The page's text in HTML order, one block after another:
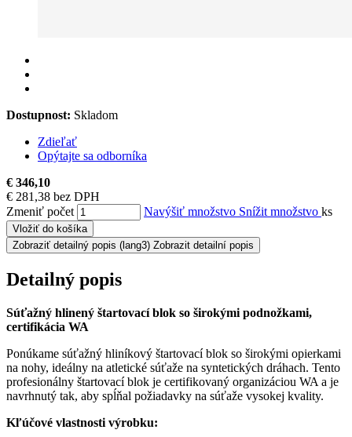
Dostupnost: Skladom
Zdieľať
Opýtajte sa odborníka
€ 346,10
€ 281,38 bez DPH
Zmeniť počet
Navýšiť množstvo Snížit množstvo ks
Vložiť do košíka
Zobraziť detailný popis (lang3) Zobrazit detailní popis
Detailný popis
Súťažný hlinený štartovací blok so širokými podnožkami,
certifikácia WA​
Ponúkame súťažný hliníkový štartovací blok so širokými opierkami
na nohy, ideálny na atletické súťaže na syntetických dráhach. Tento
profesionálny štartovací blok je certifikovaný organizáciou WA a je
navrhnutý tak, aby spĺňal požiadavky na súťaže vysokej kvality.
Kľúčové vlastnosti výrobku: